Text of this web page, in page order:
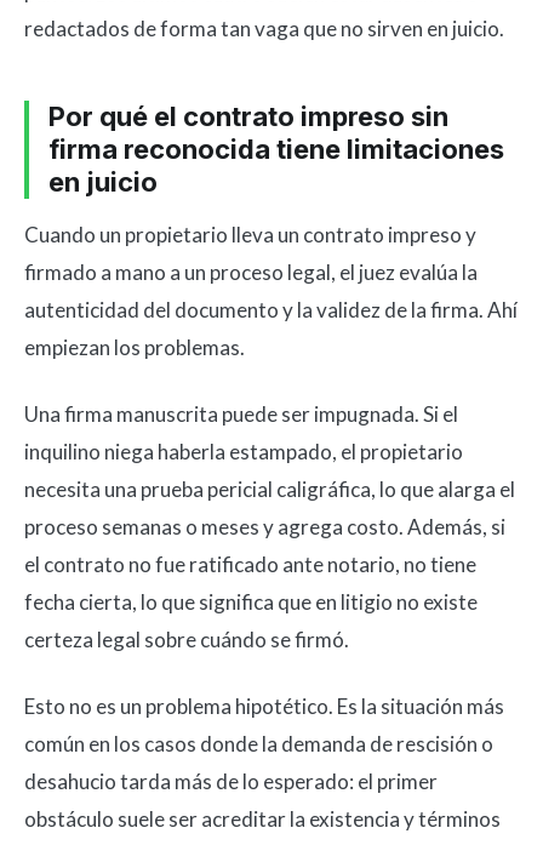
redactados de forma tan vaga que no sirven en juicio.
Por qué el contrato impreso sin
firma reconocida tiene limitaciones
en juicio
Cuando un propietario lleva un contrato impreso y
firmado a mano a un proceso legal, el juez evalúa la
autenticidad del documento y la validez de la firma. Ahí
empiezan los problemas.
Una firma manuscrita puede ser impugnada. Si el
inquilino niega haberla estampado, el propietario
necesita una prueba pericial caligráfica, lo que alarga el
proceso semanas o meses y agrega costo. Además, si
el contrato no fue ratificado ante notario, no tiene
fecha cierta, lo que significa que en litigio no existe
certeza legal sobre cuándo se firmó.
Esto no es un problema hipotético. Es la situación más
común en los casos donde la demanda de rescisión o
desahucio tarda más de lo esperado: el primer
obstáculo suele ser acreditar la existencia y términos